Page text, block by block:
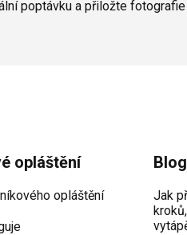
poptávku a přiložte
opláštění
opláštění
Blog
Jak